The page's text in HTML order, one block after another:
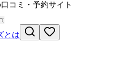
コミ・予約サイト
とは